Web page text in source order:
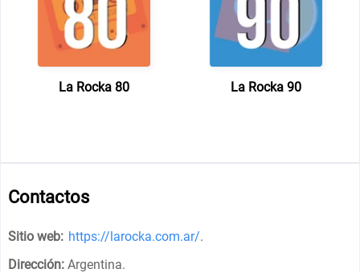
La Rocka 80 La Rocka 90
Contactos
Sitio web: https://larocka.com.ar/.
Dirección: Argentina.